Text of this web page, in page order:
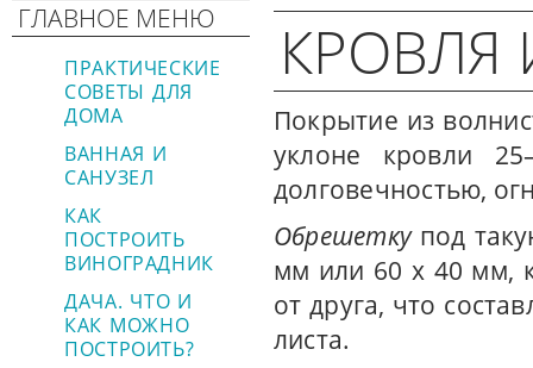
ГЛАВНОЕ МЕНЮ
ПРАКТИЧЕСКИЕ
СОВЕТЫ ДЛЯ
ДОМА
ВАННАЯ И
САНУЗЕЛ
КАК
ПОСТРОИТЬ
ВИНОГРАДНИК
ДАЧА. ЧТО И
КАК МОЖНО
ПОСТРОИТЬ?
КРОВЛЯ
Покрытие из
уклоне кровли
долговечностью,
Обрешеткупод
мм или 60 х 40 мм,
от друга, что
листа.